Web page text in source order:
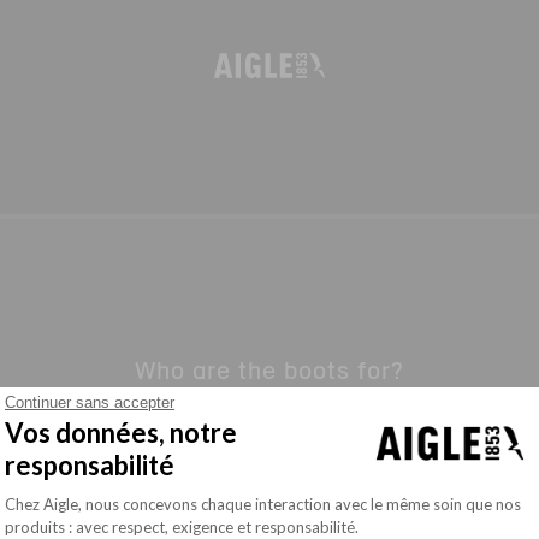
Continuer sans accepter
Vos données, notre
responsabilité
Plateforme de Gestion du Consentement :
Chez Aigle, nous concevons chaque interaction avec le même soin que nos
produits : avec respect, exigence et responsabilité.